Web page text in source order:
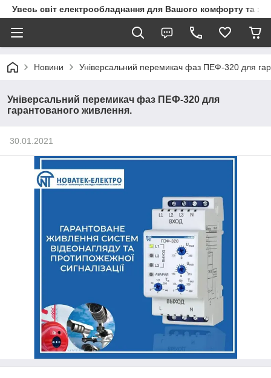
Увесь світ електрообладнання для Вашого комфорту та
Новини Універсальний перемикач фаз ПЕФ-320 для
Універсальний перемикач фаз ПЕФ-320 для
гарантованого живлення.
30.01.2021